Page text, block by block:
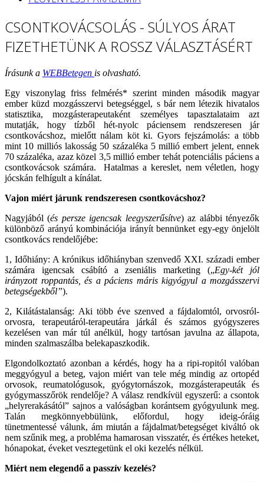
CSONTKOVÁCSOLÁS - SÚLYOS ÁRAT
FIZETHETÜNK A ROSSZ VÁLASZTÁSÉRT
Írásunk a WEBBetegen is olvasható.
Egy viszonylag friss felmérés* szerint minden második magyar
ember küzd mozgásszervi betegséggel, s bár nem létezik hivatalos
statisztika, mozgásterapeutaként személyes tapasztalataim azt
mutatják, hogy tízből hét-nyolc páciensem rendszeresen jár
csontkovácshoz, mielőtt nálam köt ki. Gyors fejszámolás: a több
mint 10 milliós lakosság 50 százaléka 5 millió embert jelent, ennek
70 százaléka, azaz közel 3,5 millió ember tehát potenciális páciens a
csontkovácsok számára. Hatalmas a kereslet, nem véletlen, hogy
jócskán felhígult a kínálat.
Vajon miért járunk rendszeresen csontkovácshoz?
Nagyjából (és persze igencsak leegyszerűsítve) az alábbi tényezők
különböző arányú kombinációja irányít bennünket egy-egy önjelölt
csontkovács rendelőjébe:
1, Időhiány: A krónikus időhiányban szenvedő XXI. századi ember
számára igencsak csábító a zseniális marketing („Egy-két jól
irányzott roppantás, és a páciens máris kigyógyul a mozgásszervi
betegségekből”).
2, Kilátástalanság: Aki több éve szenved a fájdalomtól, orvosról-
orvosra, terapeutáról-terapeutára járkál és számos gyógyszeres
kezelésen van már túl anélkül, hogy tartósan javulna az állapota,
minden szalmaszálba belekapaszkodik.
Elgondolkoztató azonban a kérdés, hogy ha a ripi-ropitól valóban
meggyógyul a beteg, vajon miért van tele még mindig az ortopéd
orvosok, reumatológusok, gyógytornászok, mozgásterapeuták és
gyógymasszőrök rendelője? A válasz rendkívül egyszerű: a csontok
„helyrerakásától” sajnos a valóságban korántsem gyógyulunk meg.
Talán megkönnyebbülünk, előfordul, hogy ideig-óráig
tünetmentessé válunk, ám miután a fájdalmat/betegséget kiváltó ok
nem szűnik meg, a probléma hamarosan visszatér, és értékes heteket,
hónapokat, éveket vesztegetünk el oki kezelés nélkül.
Miért nem elegendő a passzív kezelés?